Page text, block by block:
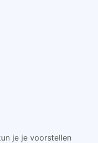
je je voorstellen